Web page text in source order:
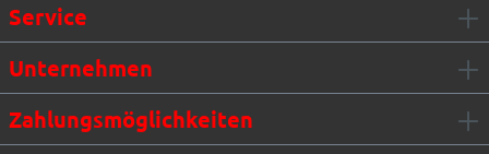
Service
Unternehmen
Zahlungsmöglichkeiten